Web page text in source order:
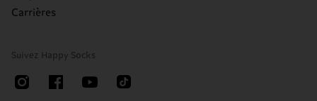
Carrières
Suivez Happy Socks